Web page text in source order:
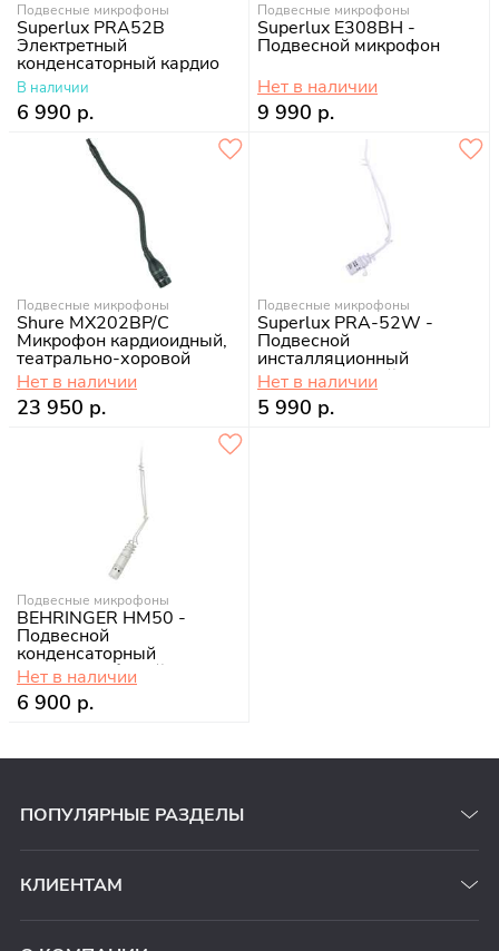
Подвесные микрофоны
Superlux PRA52B
Электретный
конденсаторный кардио
В наличии
6 990 р.
Подвесные микрофоны
Superlux E308BH -
Подвесной микрофон
Нет в наличии
9 990 р.
Подвесные микрофоны
Shure MX202BP/C
Микрофон кардиоидный,
театрально-хоровой
Нет в наличии
23 950 р.
Подвесные микрофоны
Superlux PRA-52W -
Подвесной
инсталляционный
конденсаторный
микрофон
Нет в наличии
5 990 р.
Подвесные микрофоны
BEHRINGER HM50 -
Подвесной
конденсаторный
микрофон, белый
Нет в наличии
6 900 р.
ПОПУЛЯРНЫЕ РАЗДЕЛЫ
КЛИЕНТАМ